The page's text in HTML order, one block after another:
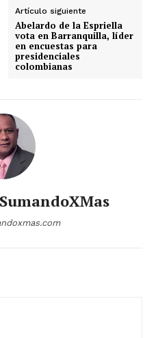
Artículo siguiente
Abelardo de la Espriella
vota en Barranquilla, líder
en encuestas para
presidenciales
colombianas